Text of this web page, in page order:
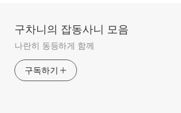
구차니의 잡동사니 모음
나란히 동등하게 함께
구독하기